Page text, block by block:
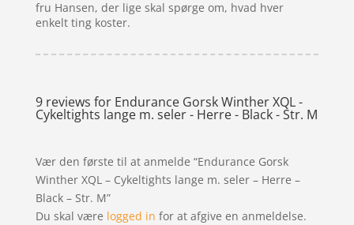
fru Hansen, der lige skal spørge om, hvad hver
enkelt ting koster.
9 reviews for Endurance Gorsk Winther XQL -
Cykeltights lange m. seler - Herre - Black - Str. M
Vær den første til at anmelde “Endurance Gorsk
Winther XQL – Cykeltights lange m. seler – Herre –
Black – Str. M”
Du skal være logged in for at afgive en anmeldelse.